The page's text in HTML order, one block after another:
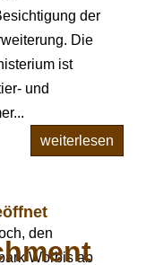
der
Die
ist
und
weiterlesen
den
Worbis ab